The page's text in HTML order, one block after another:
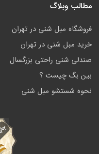
مطالب وبلاگ
فروشگاه مبل شنی در تهران
خرید مبل شنی در تهران
صندلی شنی راحتی بزرگسال
بین بگ چیست ؟
نحوه شستشو مبل شنی